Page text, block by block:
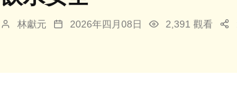
林獻元 2026年四月08日 2,391 觀看